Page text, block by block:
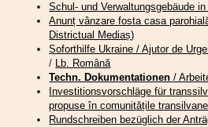
Schul- und Verwaltungsgebäude
Anunț vânzare fosta casa
Districtual Mediaș)
Soforthilfe Ukraine / Ajutor de
/ Lb. Română
Techn. Dokumentationen/
Investitionsvorschläge für
propuse în comunitățile
Rundschreiben bezüglich der